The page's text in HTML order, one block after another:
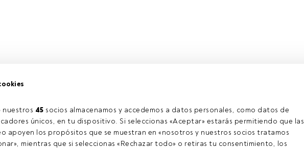
nuestros 45 socios almacenamos y accedemos a datos personales, como datos de
únicos, en tu dispositivo. Si seleccionas «Aceptar» estarás permitiendo que las
apoyen los propósitos que se muestran en «nosotros y nuestros socios tratamos
mientras que si seleccionas «Rechazar todo» o retiras tu consentimiento, los